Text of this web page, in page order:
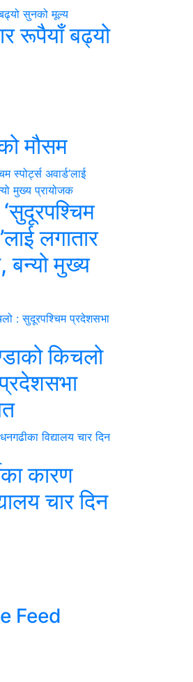
रूपैयाँ बढ्यो
मौसम
लगातार
बन्यो मुख्य
किचलो
कारण
चार दिन
Feed